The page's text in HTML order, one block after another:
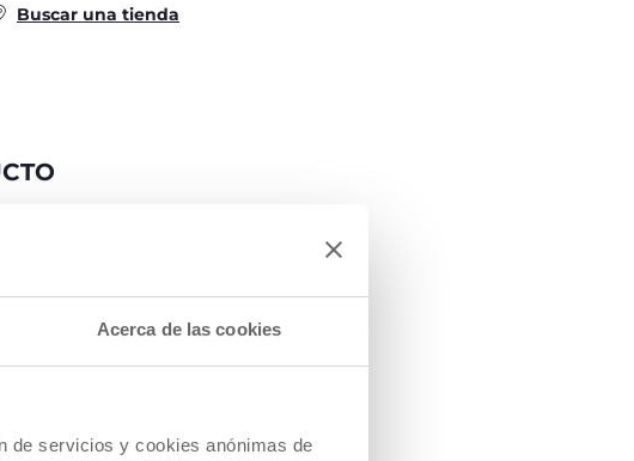
Acerca de las cookies
de servicios y cookies anónimas de
Buscar una tienda